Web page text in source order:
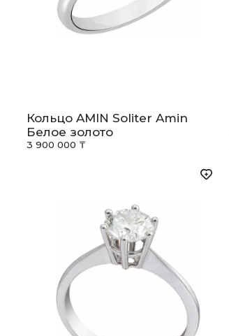
Кольцо AMIN Soliter Amin
Белое золото
3 900 000 ₸